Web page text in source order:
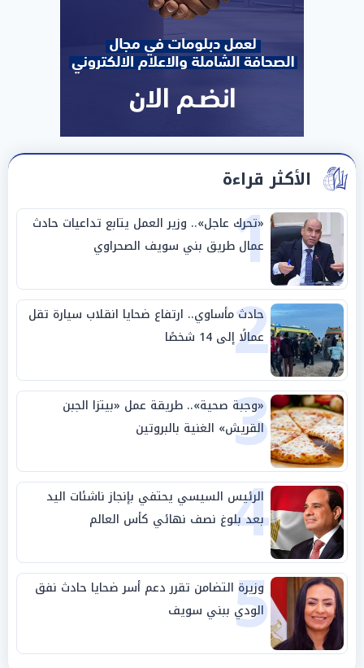
الأكثر قراءة
1
«تحرك عاجل».. وزير العمل يتابع تداعيات حادث
عمال طريق بني سويف الصحراوي
2
حادث مأساوي.. ارتفاع ضحايا انقلاب سيارة تقل
عمالًا إلى 14 شخصًا
3
«وجبة صحية».. طريقة عمل «بيتزا الجبن
القريش» الغنية بالبروتين
4
الرئيس السيسي يحتفي بإنجاز ناشئات اليد
بعد بلوغ نصف نهائي كأس العالم
5
وزيرة التضامن تقرر دعم أسر ضحايا حادث نفق
الودي ببني سويف